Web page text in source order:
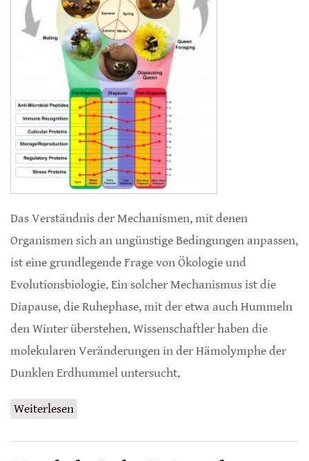
Das Verständnis der Mechanismen, mit denen
Organismen sich an ungünstige Bedingungen anpassen,
ist eine grundlegende Frage von Ökologie und
Evolutionsbiologie. Ein solcher Mechanismus ist die
Diapause, die Ruhephase, mit der etwa auch Hummeln
den Winter überstehen. Wissenschaftler haben die
molekularen Veränderungen in der Hämolymphe der
Dunklen Erdhummel untersucht.
Weiterlesen